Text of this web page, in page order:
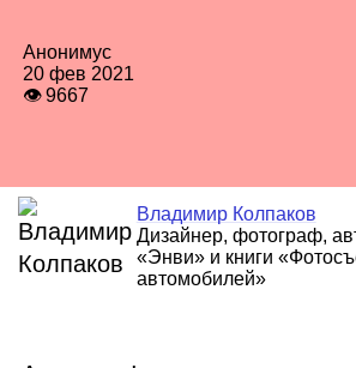
Анонимус
20 фев 2021
👁 9667
Владимир Колпаков
Дизайнер, фотограф,
«Энви» и книги
автомобилей»